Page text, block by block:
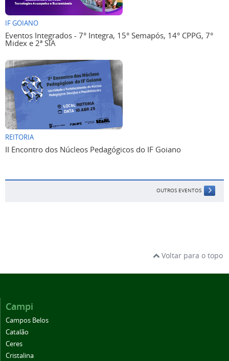
IF GOIANO
Eventos Integrados - 7° Integra, 15° Semapós, 14° CPPG, 7°
Midex e 2ª SIA
REITORIA
II Encontro dos Núcleos Pedagógicos do IF Goiano
OUTROS EVENTOS
Voltar para o topo
Campi
Campos Belos
Catalão
Ceres
Cristalina